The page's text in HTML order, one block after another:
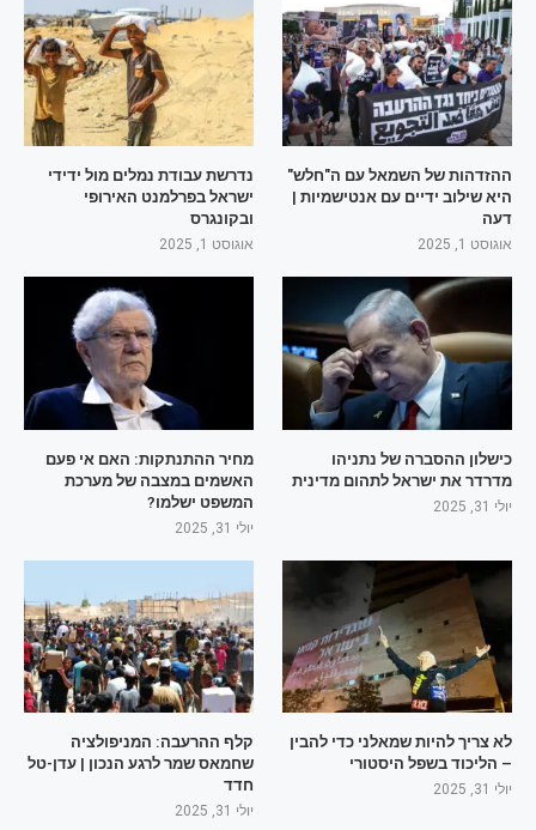
ההזדהות של השמאל עם ה"חלש"
היא שילוב ידיים עם אנטישמיות |
דעה
אוגוסט 1, 2025
נדרשת עבודת נמלים מול ידידי
ישראל בפרלמנט האירופי
ובקונגרס
אוגוסט 1, 2025
כישלון ההסברה של נתניהו
מדרדר את ישראל לתהום מדינית
יולי 31, 2025
מחיר ההתנתקות: האם אי פעם
האשמים במצבה של מערכת
המשפט ישלמו?
יולי 31, 2025
לא צריך להיות שמאלני כדי להבין
– הליכוד בשפל היסטורי
יולי 31, 2025
קלף ההרעבה: המניפולציה
שחמאס שמר לרגע הנכון | עדן-טל
חדד
יולי 31, 2025